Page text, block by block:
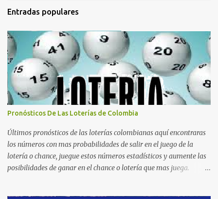
Entradas populares
Pronósticos De Las Loterías de Colombia
Últimos pronósticos de las loterías colombianas aquí encontraras
los números con mas probabilidades de salir en el juego de la
lotería o chance, juegue estos números estadísticos y aumente las
posibilidades de ganar en el chance o lotería que mas juega.